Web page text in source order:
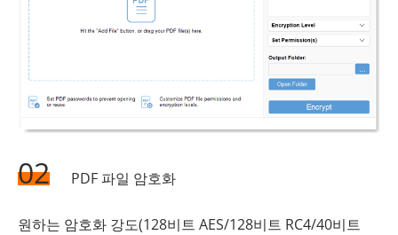
02 PDF 파일 암호화
원하는 암호화 강도(128비트 AES/128비트 RC4/40비트